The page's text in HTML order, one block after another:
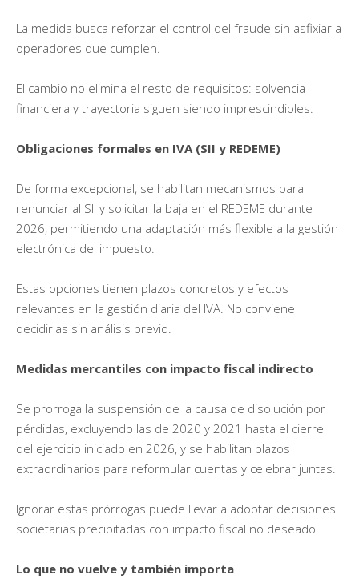
La medida busca reforzar el control del fraude sin asfixiar a
operadores que cumplen.
El cambio no elimina el resto de requisitos: solvencia
financiera y trayectoria siguen siendo imprescindibles.
Obligaciones formales en IVA (SII y REDEME)
De forma excepcional, se habilitan mecanismos para
renunciar al SII y solicitar la baja en el REDEME durante
2026, permitiendo una adaptación más flexible a la gestión
electrónica del impuesto.
Estas opciones tienen plazos concretos y efectos
relevantes en la gestión diaria del IVA. No conviene
decidirlas sin análisis previo.
Medidas mercantiles con impacto fiscal indirecto
Se prorroga la suspensión de la causa de disolución por
pérdidas, excluyendo las de 2020 y 2021 hasta el cierre
del ejercicio iniciado en 2026, y se habilitan plazos
extraordinarios para reformular cuentas y celebrar juntas.
Ignorar estas prórrogas puede llevar a adoptar decisiones
societarias precipitadas con impacto fiscal no deseado.
Lo que no vuelve y también importa